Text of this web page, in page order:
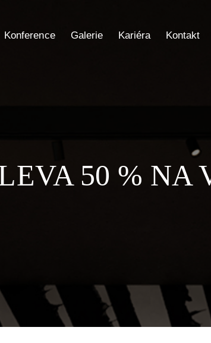
Konference Galerie Kariéra Kontakt
50 % NA